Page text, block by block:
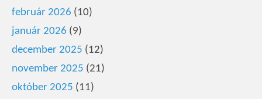
február 2026 (10)
január 2026 (9)
december 2025 (12)
november 2025 (21)
október 2025 (11)